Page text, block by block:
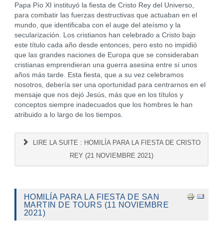
Papa Pío XI instituyó la fiesta de Cristo Rey del Universo,
para combatir las fuerzas destructivas que actuaban en el
mundo, que identificaba con el auge del ateísmo y la
secularización. Los cristianos han celebrado a Cristo bajo
este título cada año desde entonces, pero esto no impidió
que las grandes naciones de Europa que se consideraban
cristianas emprendieran una guerra asesina entre sí unos
años más tarde. Esta fiesta, que a su vez celebramos
nosotros, debería ser una oportunidad para centrarnos en el
mensaje que nos dejó Jesús, más que en los títulos y
conceptos siempre inadecuados que los hombres le han
atribuido a lo largo de los tiempos.
LIRE LA SUITE : HOMILÍA PARA LA FIESTA DE CRISTO
REY (21 NOVIEMBRE 2021)
HOMILÍA PARA LA FIESTA DE SAN
MARTIN DE TOURS (11 NOVIEMBRE
2021)